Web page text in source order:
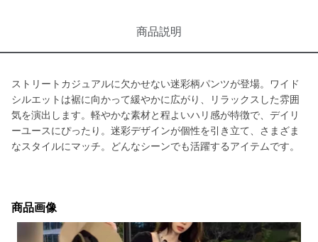
商品説明
ストリートカジュアルに欠かせない迷彩柄パンツが登場。ワイド
シルエットは裾に向かって緩やかに広がり、リラックスした雰囲
気を演出します。軽やかな素材と程よいハリ感が特徴で、デイリ
ーユースにぴったり。迷彩デザインが個性を引き立て、さまざま
なスタイルにマッチ。どんなシーンでも活躍するアイテムです。
商品画像